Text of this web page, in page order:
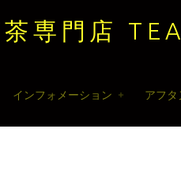
茶専門店
紅
Skip
インフォメーション アフタ